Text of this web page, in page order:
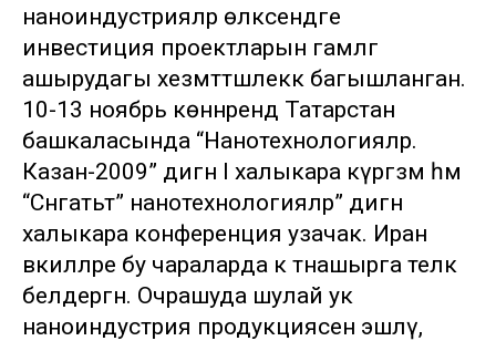
наноиндустрияләр өлкәсендәге
инвестиция проектларын гамәлгә
ашырудагы хезмәттәшлеккә багышланган.
10-13 ноябрь көннәрендә Татарстан
башкаласында “Нанотехнологияләр.
Казан-2009” дигән I халыкара күргәзмә һәм
“Сәнәгатьтә” нанотехнологияләр” дигән
халыкара конференция узачак. Иран
вәкилләре бу чараларда к тнашырга теләк
белдергән. Очрашуда шулай ук
наноиндустрия продукциясен эшләү,